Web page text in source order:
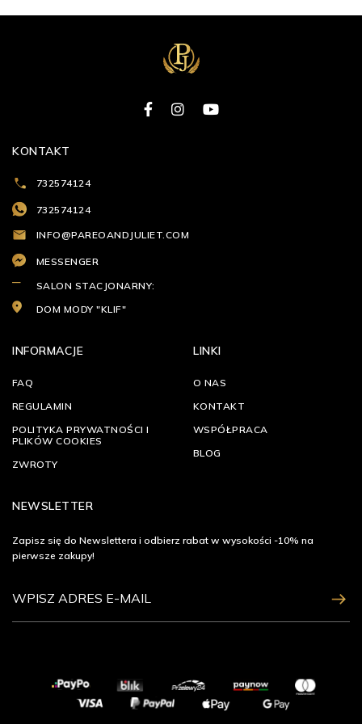
KONTAKT
732574124
732574124
INFO@PAREOANDJULIET.COM
MESSENGER
SALON STACJONARNY:
DOM MODY "KLIF"
INFORMACJE
FAQ
REGULAMIN
POLITYKA PRYWATNOŚCI I
PLIKÓW COOKIES
ZWROTY
LINKI
O NAS
KONTAKT
WSPÓŁPRACA
BLOG
NEWSLETTER
Zapisz się do Newslettera i odbierz rabat w wysokości -10% na
pierwsze zakupy!